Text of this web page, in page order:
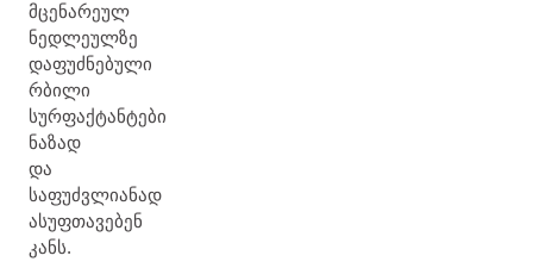
მცენარეულ
ნედლეულზე
დაფუძნებული
რბილი
სურფაქტანტები
ნაზად
და
საფუძვლიანად
ასუფთავებენ
კანს.